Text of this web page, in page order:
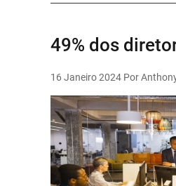
49% dos
16 Janeiro 2024 Por